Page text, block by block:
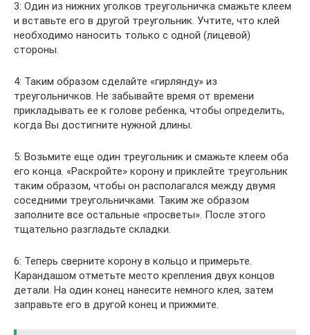
3: Один из нижних уголков треугольничка смажьте клеем
и вставьте его в другой треугольник. Учтите, что клей
необходимо наносить только с одной (лицевой)
стороны.
4: Таким образом сделайте «гирлянду» из
треугольничков. Не забывайте время от времени
прикладывать ее к голове ребенка, чтобы определить,
когда Вы достигните нужной длины.
5: Возьмите еще один треугольник и смажьте клеем оба
его конца. «Раскройте» корону и приклейте треугольник
таким образом, чтобы он располагался между двумя
соседними треугольничками. Таким же образом
заполните все остальные «просветы». После этого
тщательно разгладьте складки.
6: Теперь сверните корону в кольцо и примерьте.
Карандашом отметьте место крепления двух концов
детали. На один конец нанесите немного клея, затем
заправьте его в другой конец и прижмите.